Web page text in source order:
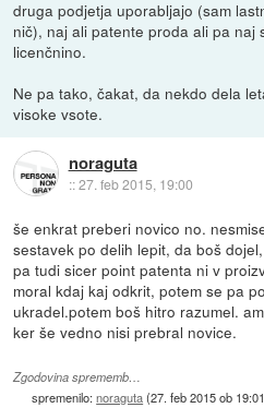
druga podjetja uporabljajo (sam
nič), naj ali patente proda ali pa naj
licenčnino.
Ne pa tako, čakat, da nekdo dela
visoke vsote.
noraguta
::27. feb 2015, 19:00
še enkrat preberi novico no.
sestavek po delih lepit, da boš
pa tudi sicer point patenta ni v
moral kdaj kaj odkrit, potem se pa
ukradel.potem boš hitro razumel.
ker še vedno nisi prebral novice.
Zgodovina sprememb…
spremenilo:noraguta(27. feb 2015 ob